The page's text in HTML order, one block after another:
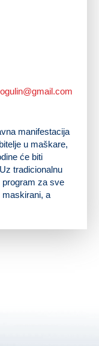
manifestacija
u maškare,
će biti
tradicionalnu
program za sve
maskirani, a